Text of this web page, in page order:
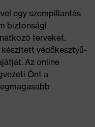
egy szempillantás
biztonsági
terveket.
védőkesztyű-
Az online
Önt a